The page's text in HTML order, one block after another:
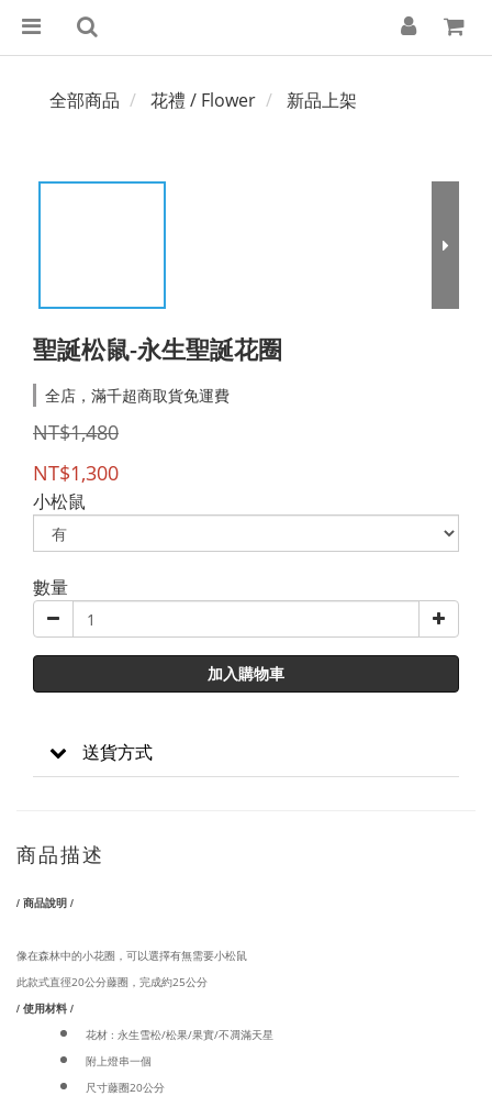
全部商品 花禮 / Flower 新品上架
聖誕松鼠-永生聖誕花圈
全店，滿千超商取貨免運費
NT$1,480
NT$1,300
小松鼠
數量
加入購物車
送貨方式
商品描述
/ 商品說明 /
像在森林中的小花圈，可以選擇有無需要小松鼠
此款式直徑20公分藤圈，完成約25公分
/ 使用材料 /
花材 : 永生雪松/松果/果實/不凋滿天星
附上燈串一個
尺寸藤圈20公分